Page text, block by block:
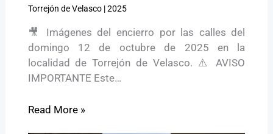
Torrejón de Velasco|2025
🎥 Imágenes del encierro por las calles del
domingo 12 de octubre de 2025 en la
localidad de Torrejón de Velasco. ⚠️ AVISO
IMPORTANTE Este…
Read More »